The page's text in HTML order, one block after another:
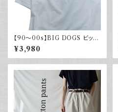
【90～00s】BIG DOGS ビッグ
ドッグス ポロシャツ ワンポイン
ト 刺繍入り
¥3,980